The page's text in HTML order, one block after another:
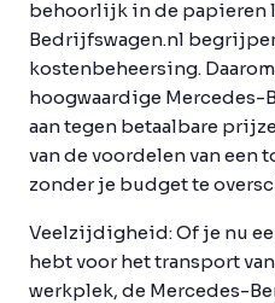
behoorlijk in de papieren
Bedrijfswagen.nl
kostenbeheersing.
hoogwaardige Mercedes-
aan tegen betaalbare
van de voordelen van een
zonder je budget te
Veelzijdigheid:Of je nu
hebt voor het transport
werkplek, de Mercedes-